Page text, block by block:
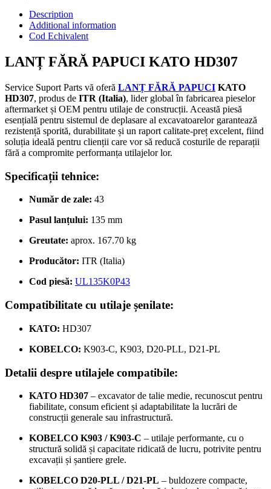
Description
Additional information
Cod Echivalent
LANȚ FĂRĂ PAPUCI KATO HD307
Service Suport Parts vă oferă LANȚ FĂRĂ PAPUCI KATO
HD307, produs de ITR (Italia), lider global în fabricarea pieselor
aftermarket și OEM pentru utilaje de construcții. Această piesă
esențială pentru sistemul de deplasare al excavatoarelor garantează
rezistență sporită, durabilitate și un raport calitate-preț excelent, fiind
soluția ideală pentru clienții care vor să reducă costurile de reparații
fără a compromite performanța utilajelor lor.
Specificații tehnice:
Număr de zale: 43
Pasul lanțului: 135 mm
Greutate: aprox. 167.70 kg
Producător: ITR (Italia)
Cod piesă: UL135K0P43
Compatibilitate cu utilaje șenilate:
KATO: HD307
KOBELCO: K903-C, K903, D20-PLL, D21-PL
Detalii despre utilajele compatibile:
KATO HD307 – excavator de talie medie, recunoscut pentru
fiabilitate, consum eficient și adaptabilitate la lucrări de
construcții generale sau infrastructură.
KOBELCO K903 / K903-C – utilaje performante, cu o
structură solidă și capacitate ridicată de lucru, potrivite pentru
excavații și șantiere grele.
KOBELCO D20-PLL / D21-PL – buldozere compacte,